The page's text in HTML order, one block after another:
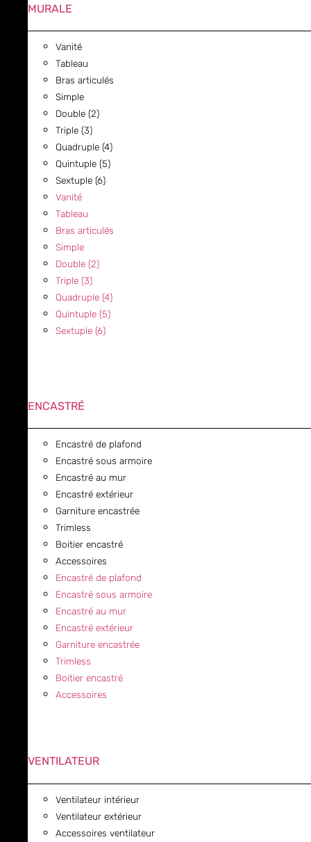
MURALE
Vanité
Tableau
Bras articulés
Simple
Double (2)
Triple (3)
Quadruple (4)
Quintuple (5)
Sextuple (6)
Vanité
Tableau
Bras articulés
Simple
Double (2)
Triple (3)
Quadruple (4)
Quintuple (5)
Sextuple (6)
ENCASTRÉ
Encastré de plafond
Encastré sous armoire
Encastré au mur
Encastré extérieur
Garniture encastrée
Trimless
Boitier encastré
Accessoires
Encastré de plafond
Encastré sous armoire
Encastré au mur
Encastré extérieur
Garniture encastrée
Trimless
Boitier encastré
Accessoires
VENTILATEUR
Ventilateur intérieur
Ventilateur extérieur
Accessoires ventilateur